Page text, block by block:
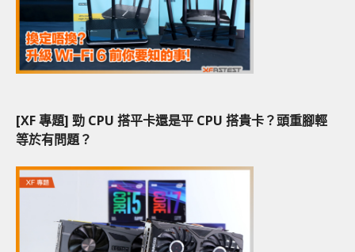
[XF 專題] 勁 CPU 搭平卡還是平 CPU 搭貴卡？頭重腳輕
等於有問題？